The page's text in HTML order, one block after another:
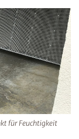
für Feuchtigkeit